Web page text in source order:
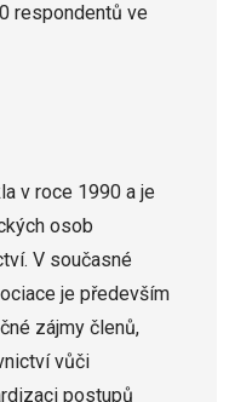
respondentů ve
v roce 1990 a je
osob
V současné
je především
zájmy členů,
vůči
postupů